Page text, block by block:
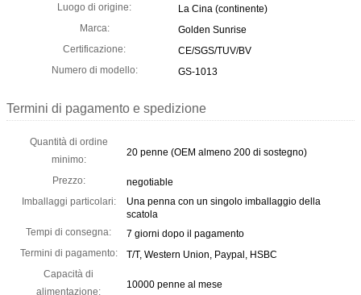
Luogo di origine:
La Cina (continente)
Marca:
Golden Sunrise
Certificazione:
CE/SGS/TUV/BV
Numero di modello:
GS-1013
Termini di pagamento e spedizione
Quantità di ordine
minimo:
20 penne (OEM almeno 200 di sostegno)
Prezzo:
negotiable
Imballaggi particolari:
Una penna con un singolo imballaggio della
scatola
Tempi di consegna:
7 giorni dopo il pagamento
Termini di pagamento:
T/T, Western Union, Paypal, HSBC
Capacità di
alimentazione:
10000 penne al mese